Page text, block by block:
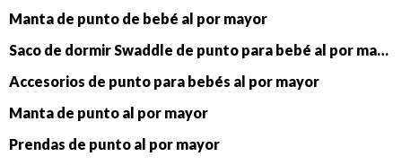
Manta de punto de bebé al por mayor
Saco de dormir Swaddle de punto para bebé al por mayor
Accesorios de punto para bebés al por mayor
Manta de punto al por mayor
Prendas de punto al por mayor